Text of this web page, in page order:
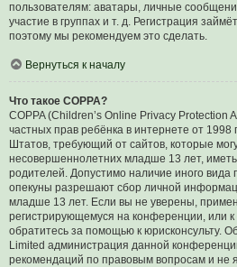
пользователям: аватары, личные
участие в группах и т. д. Регистрация
поэтому мы рекомендуем это сделать.
Вернуться к началу
Что такое COPPA?
COPPA (Children’s Online Privacy Protection
частных прав ребёнка в интернете от
Штатов, требующий от сайтов, которые
несовершеннолетних младше 13 лет,
родителей. Допустимо наличие иного вида
опекуны разрешают сбор личной
младше 13 лет. Если вы не уверены,
регистрирующемуся на конференции, или
обратитесь за помощью к юрисконсульту.
Limited администрация данной
рекомендаций по правовым вопросам и не